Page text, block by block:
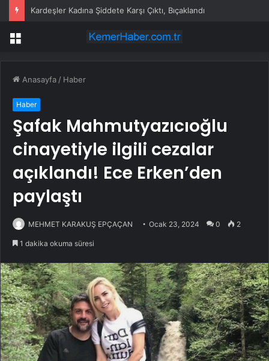
Kardeşler Kadına Şiddete Karşı Çıktı, Bıçaklandı
Menü
Anasayfa / Haber
Haber
Şafak Mahmutyazıcıoğlu
cinayetiyle ilgili cezalar
açıklandı! Ece Erken’den
paylaştı
MEHMET KARAKUŞ EPÇAÇAN Ocak 23, 2024 0 2
1 dakika okuma süresi